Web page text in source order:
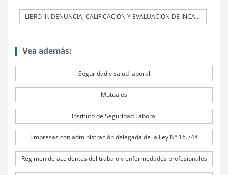
LIBRO III. DENUNCIA, CALIFICACIÓN Y EVALUACIÓN DE INCAPACIDADES PERMANENTES
Vea además:
Seguridad y salud laboral
Mutuales
Instituto de Seguridad Laboral
Empresas con administración delegada de la Ley N° 16.744
Régimen de accidentes del trabajo y enfermedades profesionales